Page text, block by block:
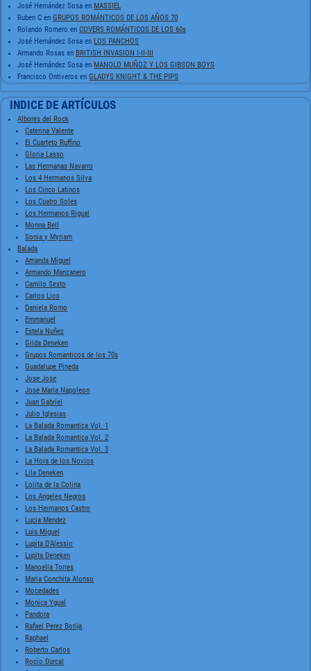
José Hernández Sosa enMASSIEL
Ruben C enGRUPOS ROMÁNTICOS DE LOS AÑOS 70
Rolando Romero enCOVERS ROMÁNTICOS DE LOS 60s
José Hernández Sosa enLOS PANCHOS
Armando Rosas enBRITISH INVASION I-II-III
José Hernández Sosa enMANOLO MUÑOZ Y LOS GIBSON BOYS
Francisco Ontiveros enGLADYS KNIGHT & THE PIPS
INDICE DE ARTÍCULOS
Albores del Rock
Caterina Valente
El Cuarteto Ruffino
Gloria Lasso
Las Hermanas Navarro
Los 4 Hermanos Silva
Los Cinco Latinos
Los Cuatro Soles
Los Hermanos Rigual
Monna Bell
Sonia y Myriam
Balada
Amanda Miguel
Armando Manzanero
Camilo Sesto
Carlos Lico
Daniela Romo
Emmanuel
Estela Nuñez
Gilda Deneken
Grupos Romanticos de los 70s
Guadalupe Pineda
Jose Jose
Jose Maria Napoleon
Juan Gabriel
Julio Iglesias
La Balada Romantica Vol. 1
La Balada Romantica Vol. 2
La Balada Romantica Vol. 3
La Hora de los Novios
Lila Deneken
Lolita de la Colina
Los Angeles Negros
Los Hermanos Castro
Lucia Mendez
Luis Miguel
Lupita D'Alessio
Lupita Deneken
Manoella Torres
Maria Conchita Alonso
Mocedades
Monica Ygual
Pandora
Rafael Perez Botija
Raphael
Roberto Carlos
Rocio Durcal